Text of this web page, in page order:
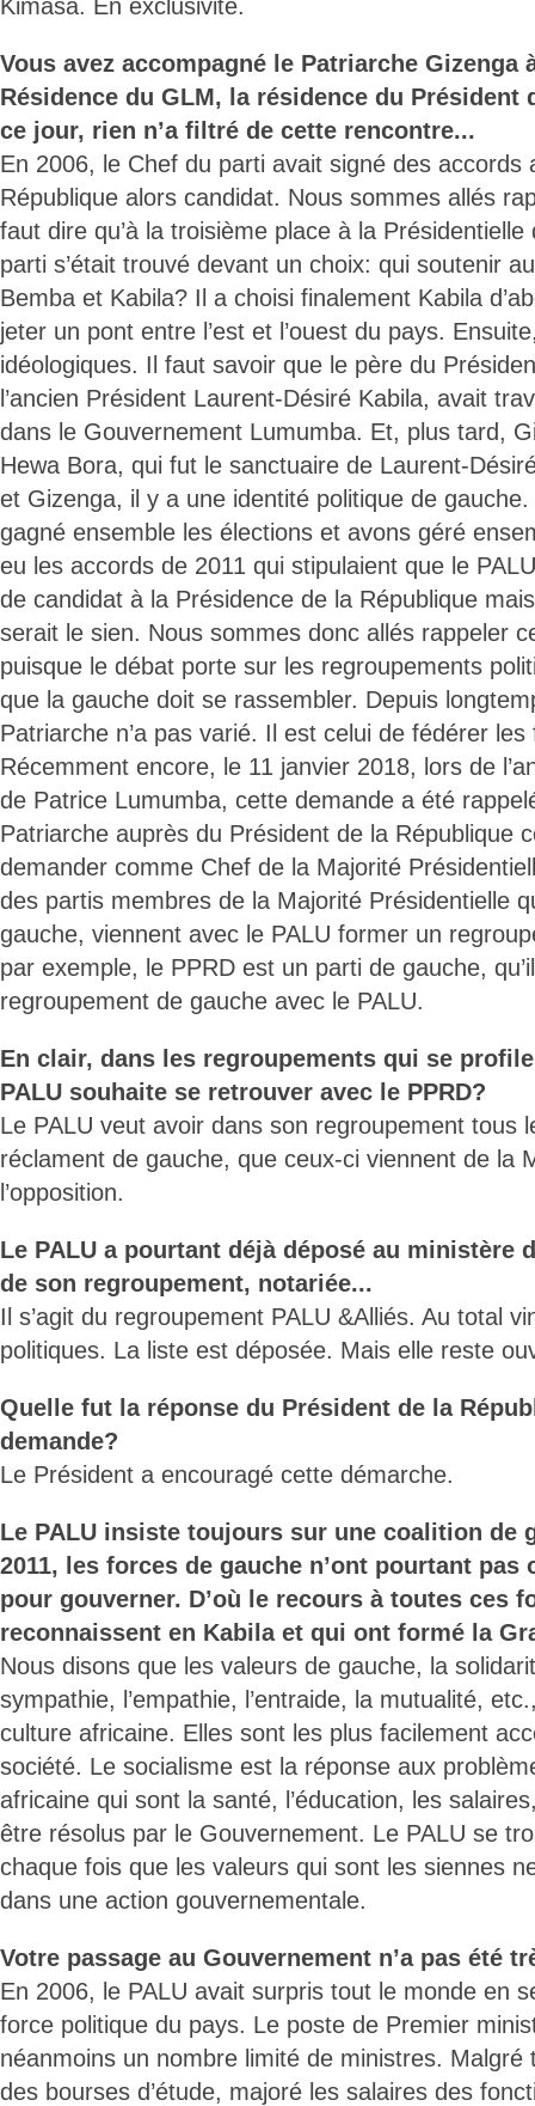
Kimasa. En exclusivité.
Vous avez accompagné le Patriarche Gizenga
Résidence du GLM, la résidence du Président
ce jour, rien n’a filtré de cette rencontre...
En 2006, le Chef du parti avait signé des accords
République alors candidat. Nous sommes allés
faut dire qu’à la troisième place à la
parti s’était trouvé devant un choix: qui soutenir
Bemba et Kabila? Il a choisi finalement Kabila
jeter un pont entre l’est et l’ouest du pays.
idéologiques. Il faut savoir que le père du
l’ancien Président Laurent-Désiré Kabila, avait
dans le Gouvernement Lumumba. Et, plus tard,
Hewa Bora, qui fut le sanctuaire de Laurent-
et Gizenga, il y a une identité politique de
gagné ensemble les élections et avons géré
eu les accords de 2011 qui stipulaient que le
de candidat à la Présidence de la République
serait le sien. Nous sommes donc allés rappeler
puisque le débat porte sur les regroupements
que la gauche doit se rassembler. Depuis
Patriarche n’a pas varié. Il est celui de fédérer
Récemment encore, le 11 janvier 2018, lors de
de Patrice Lumumba, cette demande a été
Patriarche auprès du Président de la République
demander comme Chef de la Majorité
des partis membres de la Majorité Présidentielle
gauche, viennent avec le PALU former un
par exemple, le PPRD est un parti de gauche,
regroupement de gauche avec le PALU.
En clair, dans les regroupements qui se
PALU souhaite se retrouver avec le PPRD?
Le PALU veut avoir dans son regroupement tous
réclament de gauche, que ceux-ci viennent de la
l’opposition.
Le PALU a pourtant déjà déposé au ministère
de son regroupement, notariée...
Il s’agit du regroupement PALU &Alliés. Au total
politiques. La liste est déposée. Mais elle reste
Quelle fut la réponse du Président de la
demande?
Le Président a encouragé cette démarche.
Le PALU insiste toujours sur une coalition de
2011, les forces de gauche n’ont pourtant pas
pour gouverner. D’où le recours à toutes ces
reconnaissent en Kabila et qui ont formé la
Nous disons que les valeurs de gauche, la
sympathie, l’empathie, l’entraide, la mutualité,
culture africaine. Elles sont les plus facilement
société. Le socialisme est la réponse aux
africaine qui sont la santé, l’éducation, les
être résolus par le Gouvernement. Le PALU se
chaque fois que les valeurs qui sont les siennes
dans une action gouvernementale.
Votre passage au Gouvernement n’a pas été
En 2006, le PALU avait surpris tout le monde en
force politique du pays. Le poste de Premier
néanmoins un nombre limité de ministres. Malgré
des bourses d’étude, majoré les salaires des